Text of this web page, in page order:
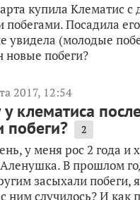
купила Клематис
Посадила
увидела (молодые
новые побеги?
2017, 12:54
клематиса
побеги? 2
у меня рос 2 года и
В прошлом
засыхали побеги,
ним случилось? И как